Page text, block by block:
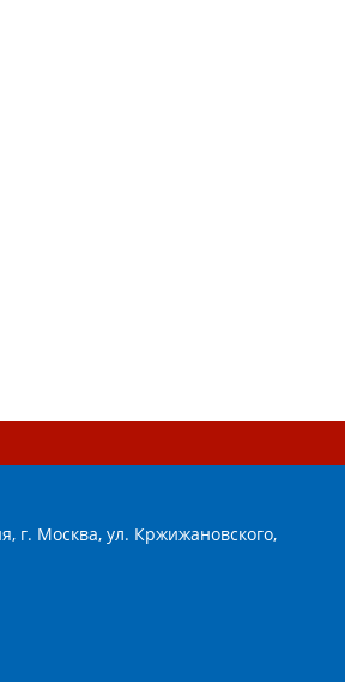
г. Москва, ул. Кржижановского,